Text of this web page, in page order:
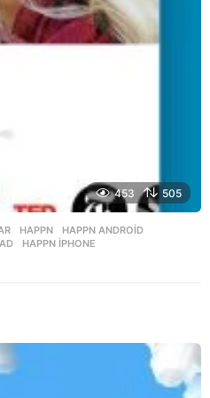
453 505
HAPPN ,HAPPN ANDROID
,HAPPN IPHONE